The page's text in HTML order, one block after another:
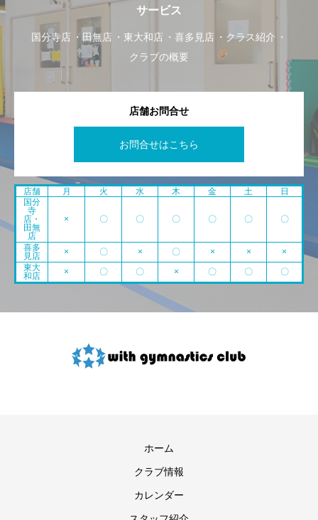
サービス
国分寺店 田無店 東大和店 喜多見店
クラス紹介
クラブの概要
店舗お問合せ
お問合せはこちら
店舗 月 火 水 木 金 土
日
国分
寺
店・
田無
店
× 〇 〇 〇 〇 〇 〇
喜多
見店
× 〇 × 〇 × ×
×
東大
和店
× 〇 〇 × 〇 〇 〇
ホーム
クラブ情報
カレンダー